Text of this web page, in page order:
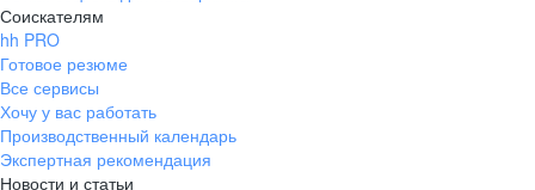
Соискателям
hh PRO
Готовое резюме
Все сервисы
Хочу у вас работать
Производственный календарь
Экспертная рекомендация
Новости и статьи